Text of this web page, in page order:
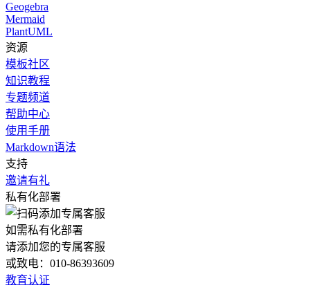
Geogebra
Mermaid
PlantUML
资源
模板社区
知识教程
专题频道
帮助中心
使用手册
Markdown语法
支持
邀请有礼
私有化部署
如需私有化部署
请添加您的专属客服
或致电：010-86393609
教育认证